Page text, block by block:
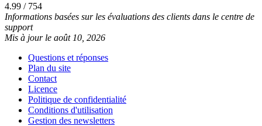
4.99 / 754
Informations basées sur les évaluations des clients dans le centre de
support
Mis à jour le août 10, 2026
Questions et réponses
Plan du site
Contact
Licence
Politique de confidentialité
Conditions d'utilisation
Gestion des newsletters